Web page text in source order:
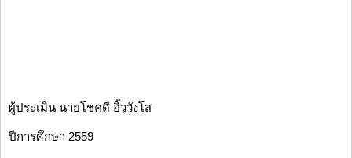
ผู้ประเมิน นายโชคดี อิ้ววังโส
ปีการศึกษา 2559